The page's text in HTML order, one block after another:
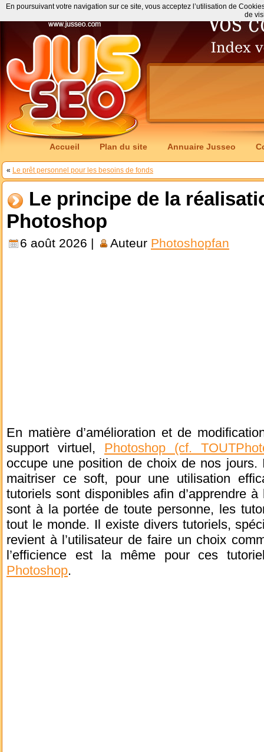
Accueil Plan du site Annuaire Jusseo
« Le prêt personnel pour les besoins de fonds
Le principe de la
Photoshop
6 août 2026 | Auteur Photoshopfan
En matière d’amélioration et de
support virtuel, Photoshop (cf.
occupe une position de choix de nos jours.
maitriser ce soft, pour une utilisation
tutoriels sont disponibles afin d’apprendre
sont à la portée de toute personne, les
tout le monde. Il existe divers tutoriels,
revient à l’utilisateur de faire un choix
l’efficience est la même pour ces
Photoshop.
En poursuivant votre navigation sur ce site, vous acceptez l’utilisation de
de